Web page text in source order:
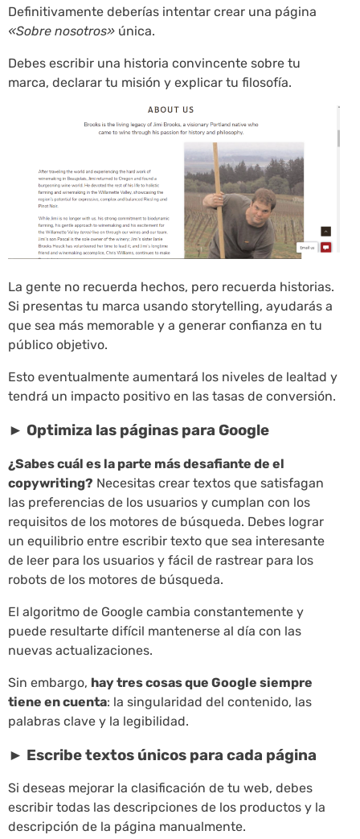
Definitivamente deberías intentar crear una página
«Sobre nosotros» única.
Debes escribir una historia convincente sobre tu
marca, declarar tu misión y explicar tu filosofía.
La gente no recuerda hechos, pero recuerda historias.
Si presentas tu marca usando storytelling, ayudarás a
que sea más memorable y a generar confianza en tu
público objetivo.
Esto eventualmente aumentará los niveles de lealtad y
tendrá un impacto positivo en las tasas de conversión.
► Optimiza las páginas para Google
¿Sabes cuál es la parte más desafiante de el
copywriting? Necesitas crear textos que satisfagan
las preferencias de los usuarios y cumplan con los
requisitos de los motores de búsqueda. Debes lograr
un equilibrio entre escribir texto que sea interesante
de leer para los usuarios y fácil de rastrear para los
robots de los motores de búsqueda.
El algoritmo de Google cambia constantemente y
puede resultarte difícil mantenerse al día con las
nuevas actualizaciones.
Sin embargo, hay tres cosas que Google siempre
tiene en cuenta: la singularidad del contenido, las
palabras clave y la legibilidad.
► Escribe textos únicos para cada página
Si deseas mejorar la clasificación de tu web, debes
escribir todas las descripciones de los productos y la
descripción de la página manualmente.